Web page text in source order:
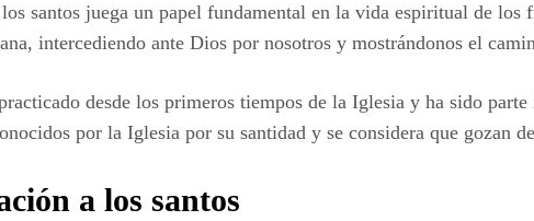
santos juega un papel fundamental en la vida espiritual de
intercediendo ante Dios por nosotros y mostrándonos el
desde los primeros tiempos de la Iglesia y ha sido
por la Iglesia por su santidad y se considera que gozan
a los santos